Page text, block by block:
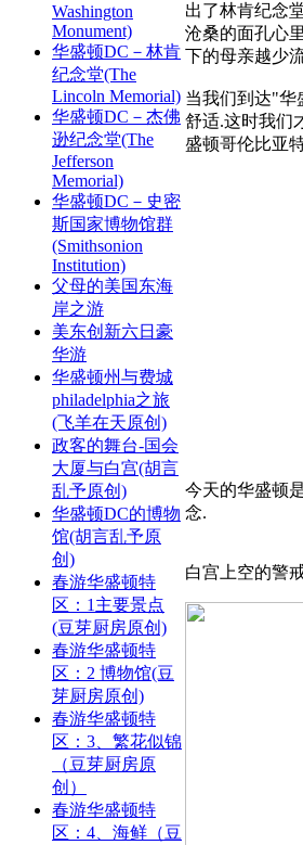
Washington
Monument)
华盛顿DC－林肯
纪念堂(The
Lincoln Memorial)
华盛顿DC－杰佛
逊纪念堂(The
Jefferson
Memorial)
华盛顿DC－史密
斯国家博物馆群
(Smithsonion
Institution)
父母的美国东海
岸之游
美东创新六日豪
华游
华盛顿州与费城
philadelphia之旅
(飞羊在天原创)
政客的舞台-国会
大厦与白宫(胡言
乱予原创)
华盛顿DC的博物
馆(胡言乱予原
创)
春游华盛顿特
区：1主要景点
(豆芽厨房原创)
春游华盛顿特
区：2 博物馆(豆
芽厨房原创)
春游华盛顿特
区：3、繁花似锦
（豆芽厨房原
创）
春游华盛顿特
区：4、海鲜（豆
出了林肯纪念
沧桑的面孔心
下的母亲越少
当我们到达"华
舒适.这时我们
盛顿哥伦比亚
今天的华盛顿
念.
白宫上空的警